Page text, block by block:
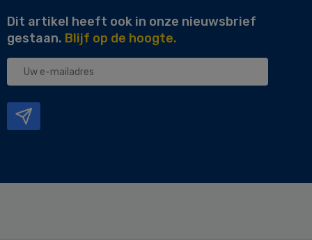
Dit artikel heeft ook in onze nieuwsbrief
gestaan. Blijf op de hoogte.
Uw